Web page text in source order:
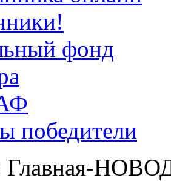
фонд
победители
Главная-